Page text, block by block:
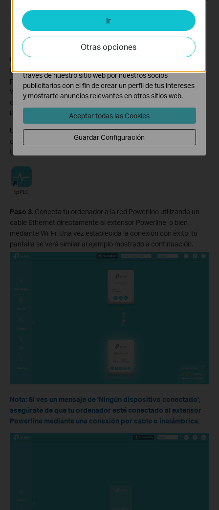
Paso 2.Asegúrate de tener instalada la versión más reciente de
la utilidad tpPLC en tu ordenador. Para descargarla, visita la
página de soporte de tu producto. Por ejemplo, si usas el TL-
WPA8630 KIT V1, ve a
Descarga para TL-WPA8630 KIT
desplázate hacia abajo hasta la sección Utilidad para encontrar
la versión más reciente.
Una vez completada la descarga, instala la utilidad en tu
ordenador. Tras la instalación, deberías ver el siguiente icono en
tu escritorio.
Paso 3. Conecta tu ordenador a la red Powerline utilizando un
cable Ethernet directamente al extensor Powerline, o bien
mediante Wi-Fi. Una vez establecida la conexión con éxito, tu
pantalla se verá similar al ejemplo mostrado a continuación.
Nota: Si ves un mensaje de 'Ningún dispositivo conectado',
asegúrate de que tu ordenador esté conectado al extensor
Powerline mediante una conexión por cable o inalámbrica.
Ir
Otras opciones
Cookies de Análisis y de Marketing
Las cookies de análisis nos permiten analizar tus
actividades en nuestro sitio web con el fin de mejorar y
adaptar la funcionalidad del mismo.
través de nuestro sitio web por nuestros socios
publicitarios con el fin de crear un perfil de tus intereses
y mostrarte anuncios relevantes en otros sitios web.
Aceptar todas las Cookies
Guardar Configuración